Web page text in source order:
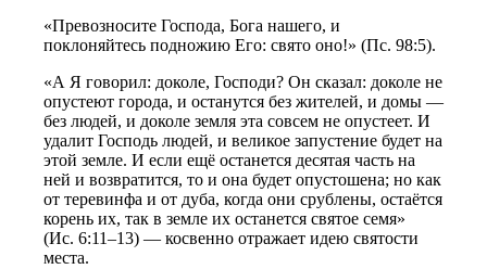
«Превозносите Господа, Бога нашего, и
поклоняйтесь подножию Его: свято оно!» (Пс. 98:5).
«А Я говорил: доколе, Господи? Он сказал: доколе не
опустеют города, и останутся без жителей, и домы —
без людей, и доколе земля эта совсем не опустеет. И
удалит Господь людей, и великое запустение будет на
этой земле. И если ещё останется десятая часть на
ней и возвратится, то и она будет опустошена; но как
от теревинфа и от дуба, когда они срублены, остаётся
корень их, так в земле их останется святое семя»
(Ис. 6:11–13) — косвенно отражает идею святости
места.